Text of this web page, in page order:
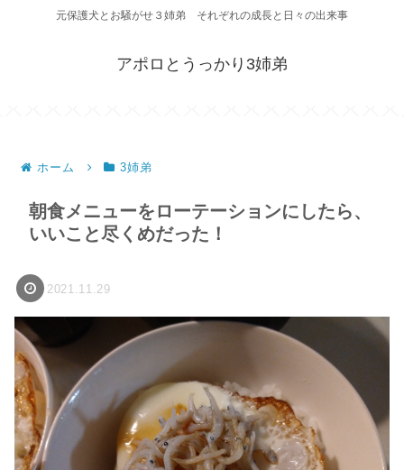
元保護犬とお騒がせ３姉弟 それぞれの成長と日々の出来事
アポロとうっかり3姉弟
ホーム 3姉弟
朝食メニューをローテーションにしたら、
いいこと尽くめだった！
2021.11.29